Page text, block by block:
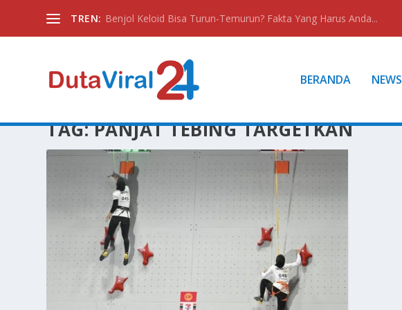
TREN: Benjol Keloid Bisa Turun-Temurun? Fakta Yang Harus Anda...
BERANDA NEWS
TAG:PANJAT TEBING TARGETKAN